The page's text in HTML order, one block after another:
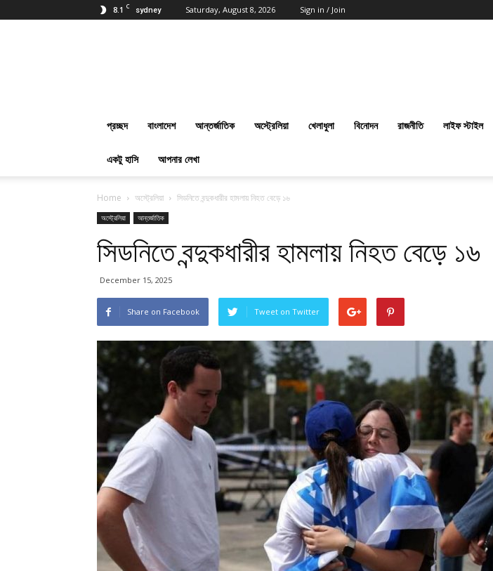
8.1 C sydney Saturday, August 8, 2026 Sign in / Join
Bangla
প্রচ্ছদ বাংলাদেশ আন্তর্জাতিক অস্ট্রেলিয়া খেলাধুলা বিনোদন রাজনীতি লাইফ স্টাইল
একটু হাসি আপনার লেখা
Home অস্ট্রেলিয়া সিডনিতে বন্দুকধারীর হামলায় নিহত বেড়ে ১৬
অস্ট্রেলিয়া আন্তর্জাতিক
সিডনিতে বন্দুকধারীর হামলায় নিহত বেড়ে ১৬
December 15, 2025
Share on Facebook Tweet on Twitter